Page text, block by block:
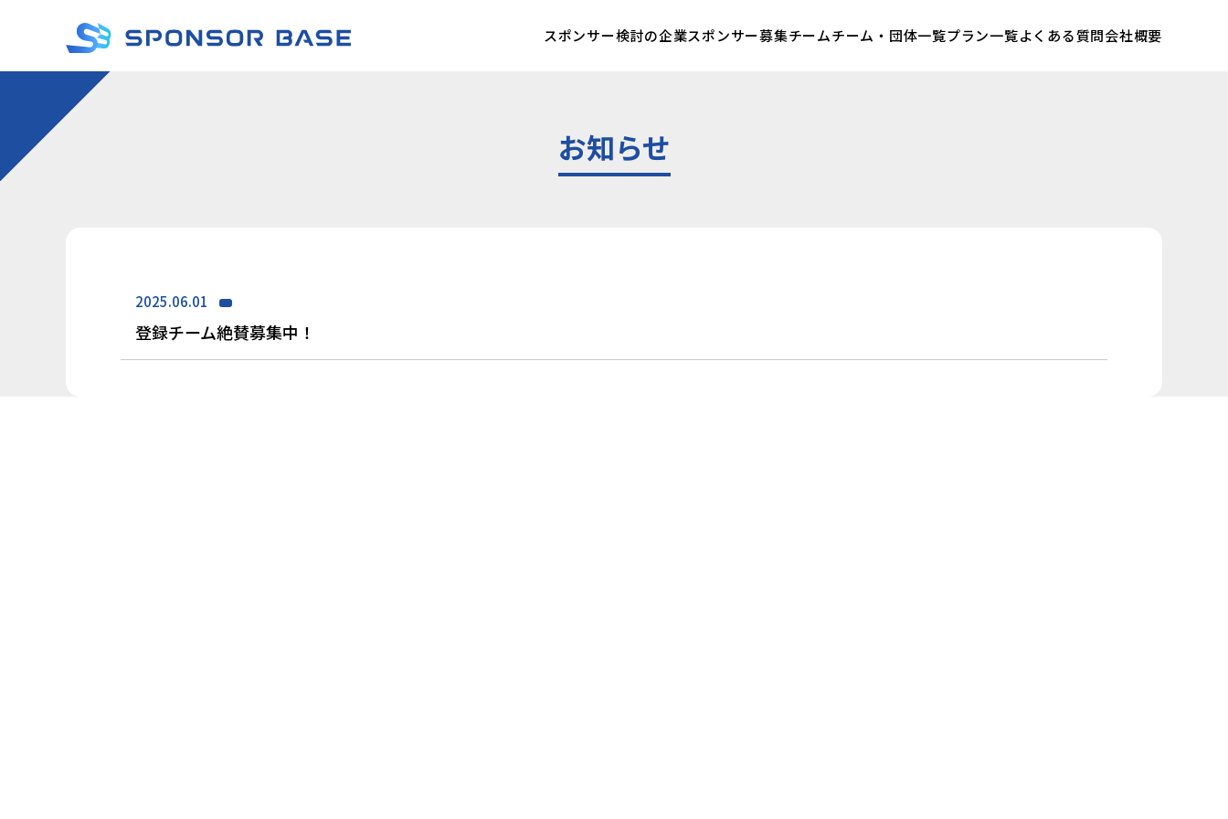
スポンサー検討の企業スポンサー募集チームチーム・団体一覧プラン一覧よくある質問会社概要
お知らせ
2025.06.01
登録チーム絶賛募集中！